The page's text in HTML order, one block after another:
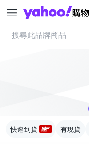
快速到貨 有現貨